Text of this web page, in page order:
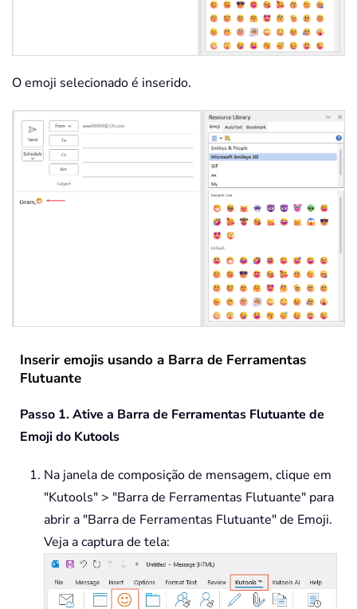
O emoji selecionado é inserido.
Inserir emojis usando a Barra de Ferramentas
Flutuante
Passo 1. Ative a Barra de Ferramentas Flutuante de
Emoji do Kutools
Na janela de composição de mensagem, clique em
"Kutools" > "Barra de Ferramentas Flutuante" para
abrir a "Barra de Ferramentas Flutuante" de Emoji.
Veja a captura de tela: